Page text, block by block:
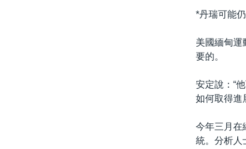
*丹瑞可能
美國緬甸運
要的。
安定說：“
如何取得進
今年三月在
統。分析人